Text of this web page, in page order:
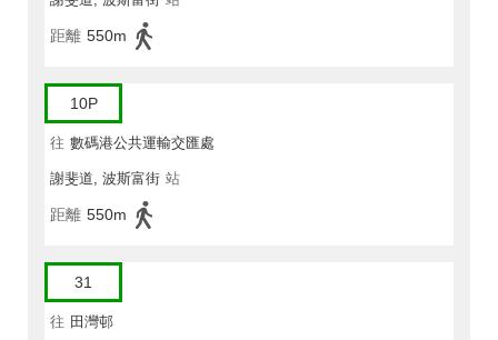
距離 550m
10P
往 數碼港公共運輸交匯處
謝斐道, 波斯富街 站
距離 550m
31
往 田灣邨